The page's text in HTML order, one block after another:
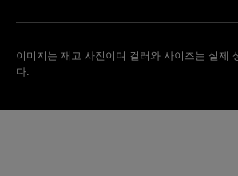
이미지는 재고 사진이며 컬러와 사이즈는 실제
다.